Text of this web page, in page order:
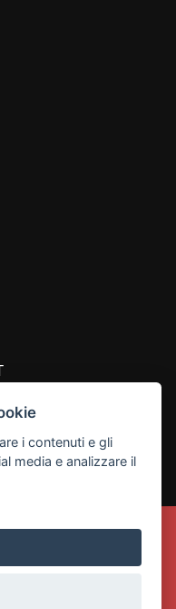
i contenuti e gli
media e analizzare il